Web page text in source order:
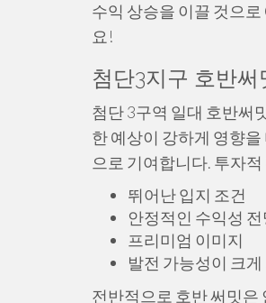
수익 상승을 이끌 것으
요!
첨단3지구 호반
첨단 3구역 일대 호반써
한 예상이 강하게 영향
으로 기여합니다. 투자
뛰어난 입지 조건
안정적인 수익성
프리미엄 이미지
발전 가능성이 크게
전반적으로 호반 써밋은